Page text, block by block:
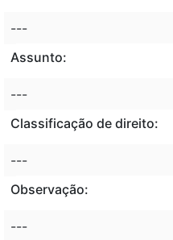
---
Assunto:
---
Classificação de direito:
---
Observação:
---